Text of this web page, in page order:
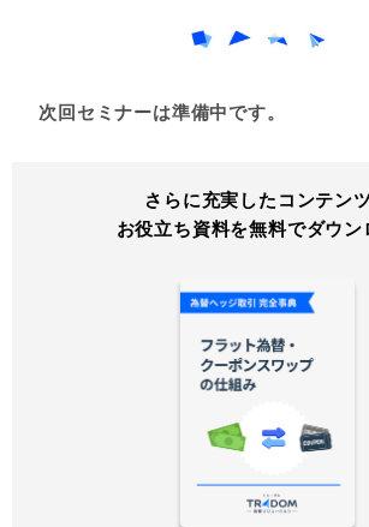
次回セミナーは準備中です。
さらに充実したコンテンツ
お役立ち資料を無料でダウン